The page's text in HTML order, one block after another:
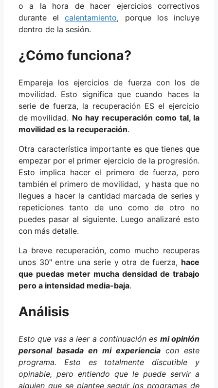
o a la hora de hacer ejercicios correctivos
durante elcalentamiento, porque los incluye
dentro de la sesión.
¿Cómo funciona?
Empareja los ejercicios de fuerza con los de
movilidad. Esto significa que cuando haces la
serie de fuerza, la recuperación ES el ejercicio
de movilidad. No hay recuperación como tal, la
movilidad es la recuperación.
Otra característica importante es que tienes que
empezar por el primer ejercicio de la progresión.
Esto implica hacer el primero de fuerza, pero
también el primero de movilidad, y hasta que no
llegues a hacer la cantidad marcada de series y
repeticiones tanto de uno como de otro no
puedes pasar al siguiente. Luego analizaré esto
con más detalle.
La breve recuperación, como mucho recuperas
unos 30″ entre una serie y otra de fuerza, hace
que puedas meter mucha densidad de trabajo
pero a intensidad media-baja.
Análisis
Esto que vas a leer a continuación es mi opinión
personal basada en mi experiencia con este
programa. Esto es totalmente discutible y
opinable, pero entiendo que le puede servir a
alguien que se plantee seguir los programas de